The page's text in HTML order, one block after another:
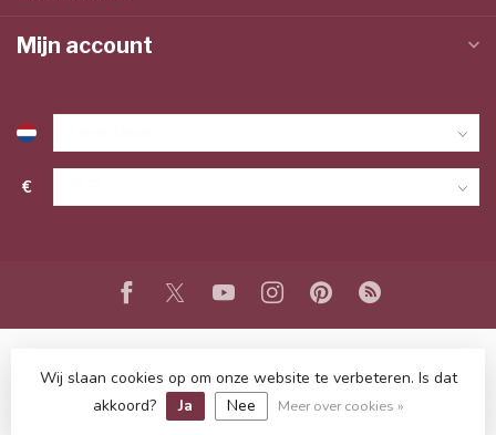
Mijn account
€
© Copyright 2026 www.lieffeling.nl- Powered byLightspeed-
Lightspeed design
Dyvelopment
Wij slaan cookies op om onze website te verbeteren. Is dat
akkoord?
Ja Nee Meer over cookies »